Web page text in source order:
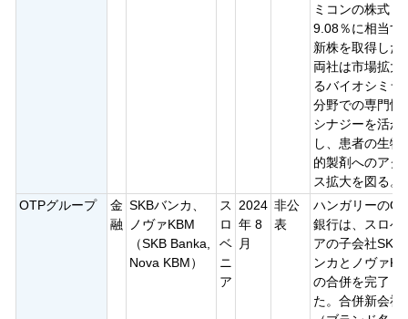
ミコンの株式
9.08％に相当す
新株を取得した
両社は市場拡大
るバイオシミラ
分野での専門性
シナジーを活か
し、患者の生物
的製剤へのアク
ス拡大を図る。
OTPグループ
金
融
SKBバンカ、
ノヴァKBM
（SKB Banka,
Nova KBM）
ス
ロ
ベ
ニ
ア
2024
年 8
月
非公
表
ハンガリーの
銀行は、スロベ
アの子会社SKB
ンカとノヴァ
の合併を完了し
た。合併新会社